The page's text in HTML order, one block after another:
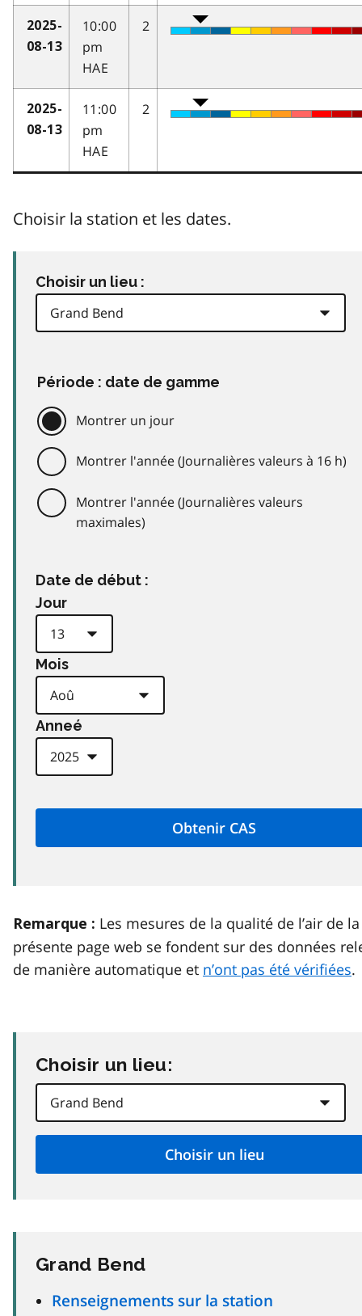
2025-
08-13
10:00
pm
HAE
2
2025-
08-13
11:00
pm
HAE
2
Choisir la station et les dates.
Choisir un lieu :
Période : date de gamme
Montrer un jour
Montrer l'année (Journalières valeurs à 16 h)
Montrer l'année (Journalières valeurs
maximales)
Date de début :
Jour
Mois
Anneé
Remarque : Les mesures de la qualité de l’air de la
présente page web se fondent sur des données
de manière automatique et n’ont pas été vérifiées.
Choisir un lieu:
Grand Bend
Renseignements sur la station